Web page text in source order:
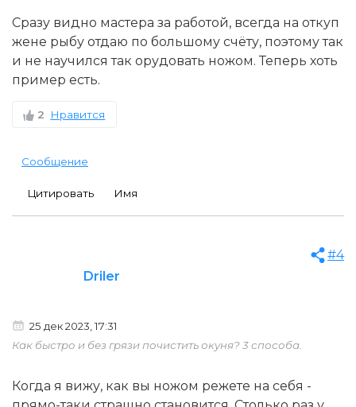
Сразу видно мастера за работой, всегда на откуп
жене рыбу отдаю по большому счёту, поэтому так
и не научился так орудовать ножом. Теперь хоть
пример есть.
2 Нравится
Сообщение
Цитировать Имя
Driler
#4
25 дек 2023, 17:31
Как быстро и без грязи почистить окуня? 3 способа.
Когда я вижу, как вы ножом режете на себя -